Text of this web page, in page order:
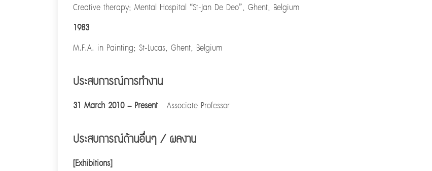
Creative therapy; Mental Hospital “St-Jan De Deo”, Ghent, Belgium
1983
M.F.A. in Painting; St-Lucas, Ghent, Belgium
ประสบการณ์การทำงาน
31 March 2010 – PresentAssociate Professor
ประสบการณ์ด้านอื่นๆ / ผลงาน
[Exhibitions]